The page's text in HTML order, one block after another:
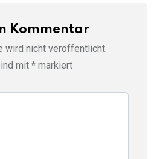
Kommentar
wird nicht veröffentlicht.
mit * markiert